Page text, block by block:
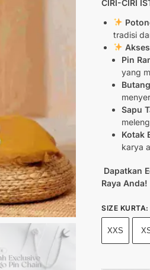
CIRI-CIRI
tradisi
Pin
yang
Sapu
Kotak
karya
Dapatkan
Raya Anda!
SIZE KURTA:
XXS